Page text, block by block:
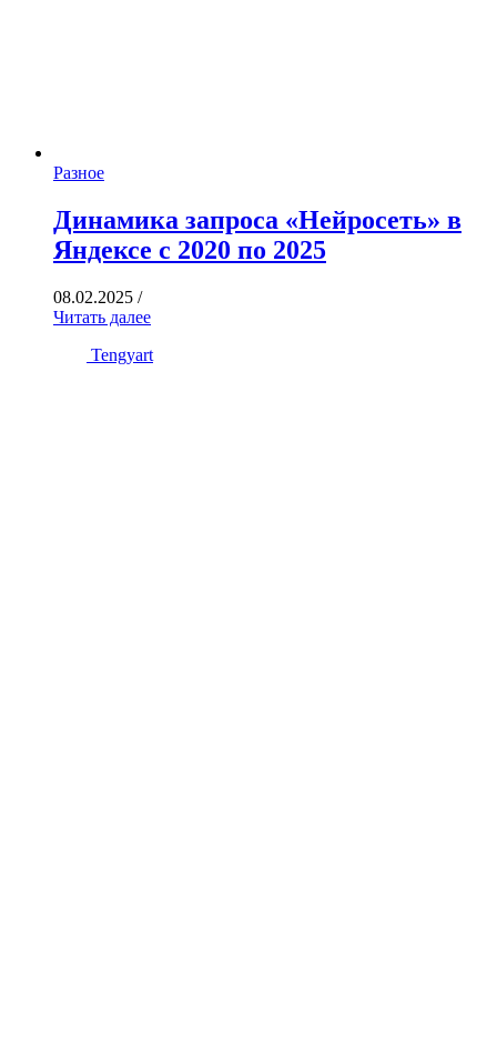
Разное
Динамика запроса «Нейросеть» в
Яндексе с 2020 по 2025
08.02.2025 /
Читать далее
Tengyart